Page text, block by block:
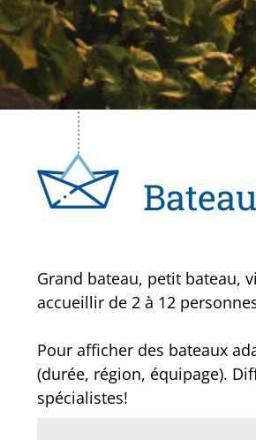
Grand bateau, petit bateau,
accueillir de 2 à 12
Pour afficher des bateaux
(durée, région, équipage).
spécialistes!